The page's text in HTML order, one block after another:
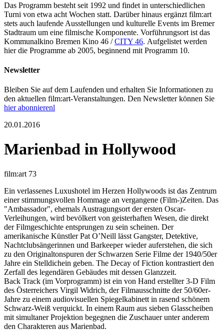
Das Programm besteht seit 1992 und findet in unterschiedlichen
Turni von etwa acht Wochen statt. Darüber hinaus ergänzt film:art
stets auch laufende Ausstellungen und kulturelle Events im Bremer
Stadtraum um eine filmische Komponente. Vorführungsort ist das
Kommunalkino Bremen Kino 46 /CITY 46. Aufgelistet werden
hier die Programme ab 2005, beginnend mit Programm 10.
Newsletter
Bleiben Sie auf dem Laufenden und erhalten Sie Informationen zu
den aktuellen film:art-Veranstaltungen. Den Newsletter können Sie
hier abonnierenl
20.01.2016
Marienbad in Hollywood
film:art 73
Ein verlassenes Luxushotel im Herzen Hollywoods ist das Zentrum
einer stimmungsvollen Hommage an vergangene (Film-)Zeiten. Das
"Ambassador", ehemals Austragungsort der ersten Oscar-
Verleihungen, wird bevölkert von geisterhaften Wesen, die direkt
der Filmgeschichte entsprungen zu sein scheinen. Der
amerikanische Künstler Pat O’Neill lässt Gangster, Detektive,
Nachtclubsängerinnen und Barkeeper wieder auferstehen, die sich
zu den Originaltonspuren der Schwarzen Serie Filme der 1940/50er
Jahre ein Stelldichein geben. The Decay of Fiction kontrastiert den
Zerfall des legendären Gebäudes mit dessen Glanzzeit.
Back Track (im Vorprogramm) ist ein von Hand erstellter 3-D Film
des Österreichers Virgil Widrich, der Filmausschnitte der 50/60er-
Jahre zu einem audiovisuellen Spiegelkabinett in rasend schönem
Schwarz-Weiß verquickt. In einem Raum aus sieben Glasscheiben
mit simultaner Projektion begegnen die Zuschauer unter anderem
den Charakteren aus Marienbad.